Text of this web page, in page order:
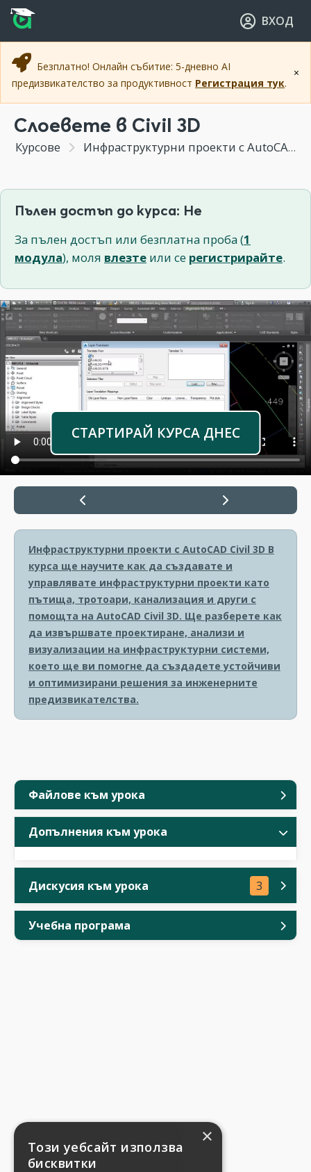
Прескочи към основното съдържание
Прескочи към навигацията
ВХОД
×
Безплатно! Онлайн събитие: 5-дневно AI
предизвикателство за продуктивност Регистрация тук.
Файлове към урока
Допълнения към урока
Дискусия към урока 3
Учебна програма
Слоевете в Civil 3D
Курсове Инфраструктурни проекти с AutoCAD Civil 3D
Пълен достъп до курса: Не
За пълен достъп или безплатна проба (1
модула), моля влезте или се регистрирайте.
СТАРТИРАЙ КУРСА ДНЕС
Инфраструктурни проекти с AutoCAD Civil 3D В
курса ще научите как да създавате и
управлявате инфраструктурни проекти като
пътища, тротоари, канализация и други с
помощта на AutoCAD Civil 3D. Ще разберете как
да извършвате проектиране, анализи и
визуализации на инфраструктурни системи,
което ще ви помогне да създадете устойчиви
и оптимизирани решения за инженерните
предизвикателства.
×
Този уебсайт използва
бисквитки